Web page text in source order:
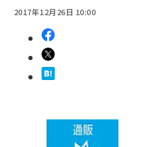
2017年12月26日 10:00